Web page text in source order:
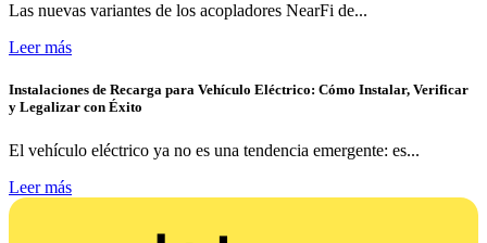
Las nuevas variantes de los acopladores NearFi de...
Leer más
Instalaciones de Recarga para Vehículo Eléctrico: Cómo Instalar, Verificar
y Legalizar con Éxito
El vehículo eléctrico ya no es una tendencia emergente: es...
Leer más